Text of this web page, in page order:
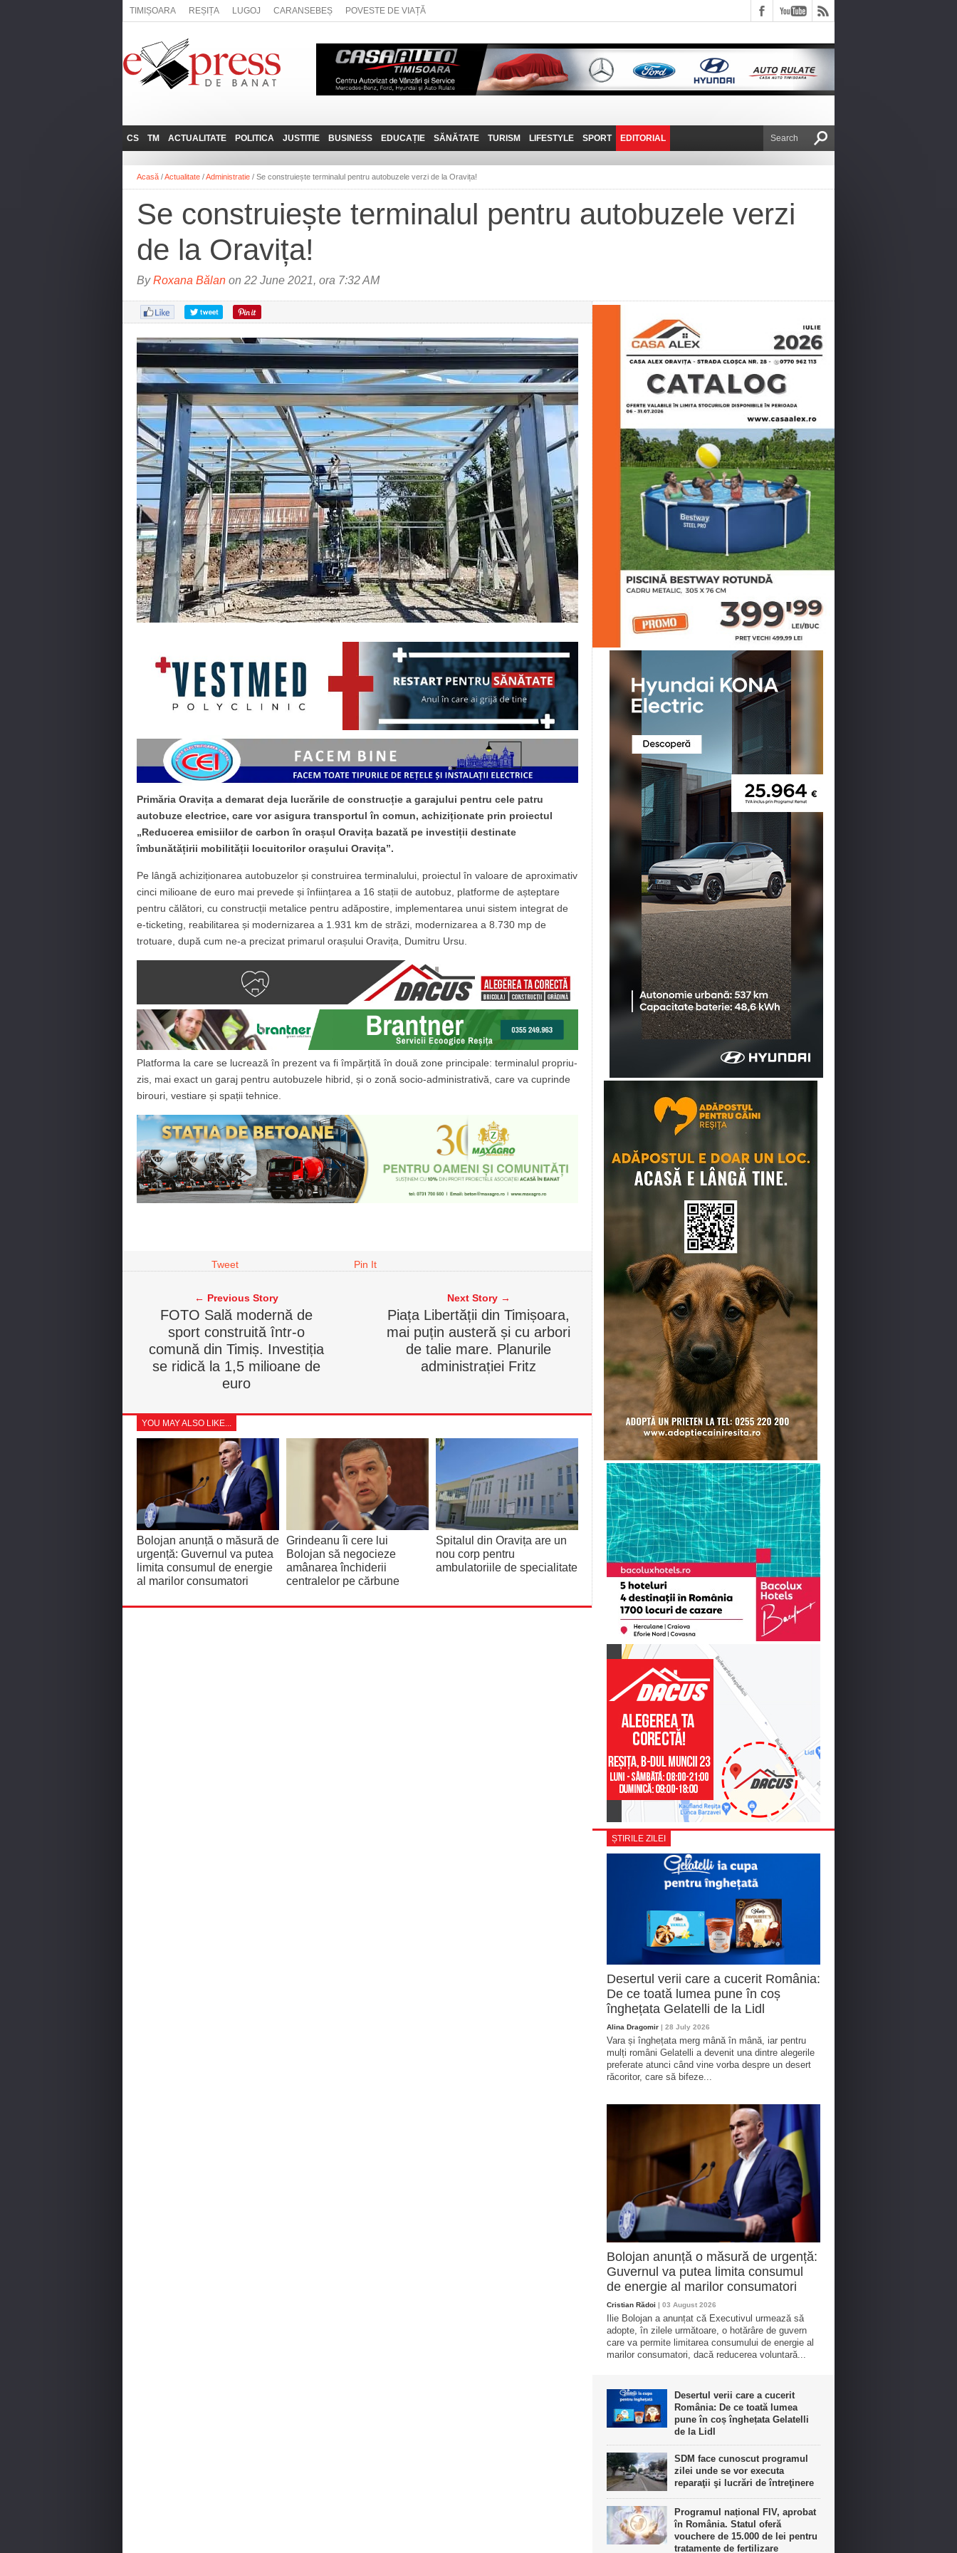
TIMIȘOARA REȘIȚA LUGOJ CARANSEBEȘ POVESTE DE VIAȚĂ
CS
REȘIȚA
CARANSEBEȘ
ANINA
BOCŞA
ORAVIȚA
OȚELU ROŞU
TM
LUGOJ
TIMIȘOARA
ACTUALITATE
ADMINISTRATIE
NAȚIONAL
SOCIAL
POLITICA
EXPRESSLIVE
INTERVIURILE
JUSTITIE BUSINESS
JOB-URI
TEHNIT
EDUCAȚIE SĂNĂTATE TURISM
PRIN MUNȚII
FANTASTICUL BANAT
LIFESTYLE
POVESTE DE VIAȚĂ
SPORT EDITORIAL
DE VICTOR NAFIRU
Acasă /Actualitate /Administratie / Se construiește terminalul pentru autobuzele verzi de la Oravița!
Se construiește terminalul pentru autobuzele verzi
de la Oravița!
ByRoxana Bălan on 22 June 2021, ora 7:32 AM
Primăria Oravița a demarat deja lucrările de construcție a garajului pentru cele patru
autobuze electrice, care vor asigura transportul în comun, achiziționate prin proiectul
„Reducerea emisiilor de carbon în orașul Oravița bazată pe investiții destinate
îmbunătățirii mobilității locuitorilor orașului Oravița”.
Pe lângă achiziționarea autobuzelor și construirea terminalului, proiectul în valoare de aproximativ
cinci milioane de euro mai prevede și înființarea a 16 stații de autobuz, platforme de așteptare
pentru călători, cu construcții metalice pentru adăpostire, implementarea unui sistem integrat de
e-ticketing, reabilitarea și modernizarea a 1.931 km de străzi, modernizarea a 8.730 mp de
trotuare, după cum ne-a precizat primarul orașului Oravița, Dumitru Ursu.
Platforma la care se lucrează în prezent va fi împărțită în două zone principale: terminalul propriu-
zis, mai exact un garaj pentru autobuzele hibrid, și o zonă socio-administrativă, care va cuprinde
birouri, vestiare și spații tehnice.
Tweet Pin It
← Previous Story
FOTO Sală modernă de
sport construită într-o
comună din Timiș. Investiția
se ridică la 1,5 milioane de
euro
Next Story →
Piața Libertății din Timișoara,
mai puțin austeră și cu arbori
de talie mare. Planurile
administrației Fritz
YOU MAY ALSO LIKE...
Bolojan anunță o măsură de
urgență: Guvernul va putea
limita consumul de energie
al marilor consumatori
Grindeanu îi cere lui
Bolojan să negocieze
amânarea închiderii
centralelor pe cărbune
Spitalul din Oravița are un
nou corp pentru
ambulatoriile de specialitate
ȘTIRILE ZILEI
Desertul verii care a cucerit România:
De ce toată lumea pune în coș
înghețata Gelatelli de la Lidl
Alina Dragomir | 28 July 2026
Vara și înghețata merg mână în mână, iar pentru
mulți români Gelatelli a devenit una dintre alegerile
preferate atunci când vine vorba despre un desert
răcoritor, care să bifeze...
Bolojan anunță o măsură de urgență:
Guvernul va putea limita consumul
de energie al marilor consumatori
Cristian Rădoi | 03 August 2026
Ilie Bolojan a anunțat că Executivul urmează să
adopte, în zilele următoare, o hotărâre de guvern
care va permite limitarea consumului de energie al
marilor consumatori, dacă reducerea voluntară...
Desertul verii care a cucerit
România: De ce toată lumea
pune în coș înghețata Gelatelli
de la Lidl
SDM face cunoscut programul
zilei unde se vor executa
reparaţii şi lucrări de întreţinere
Programul național FIV, aprobat
în România. Statul oferă
vouchere de 15.000 de lei pentru
tratamente de fertilizare